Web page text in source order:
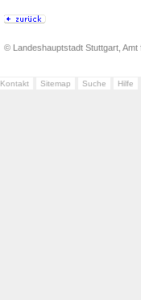
© Landeshauptstadt Stuttgart,
Kontakt Sitemap Suche Hilfe